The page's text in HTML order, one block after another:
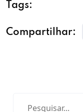
Tags:
Compartilhar: